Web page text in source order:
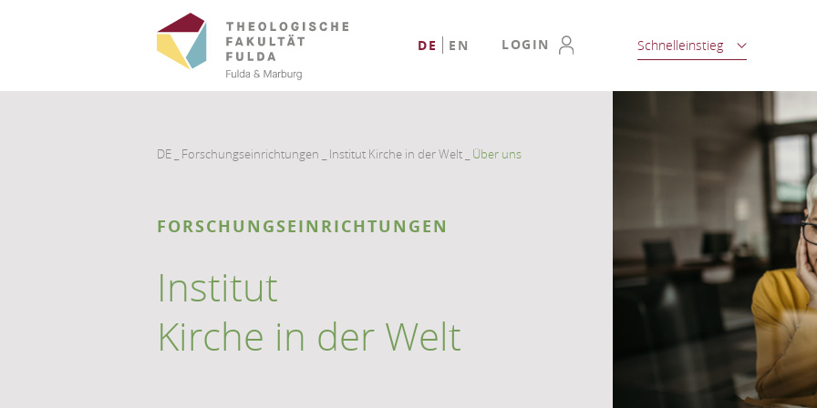
DE EN LOGIN Schnelleinstieg
DE Forschungseinrichtungen Institut Kirche in der Welt Über uns
FORSCHUNGS­EINRICHTUNGEN
Institut
Kirche in der Welt